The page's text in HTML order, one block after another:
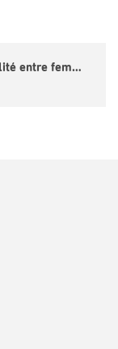
Plan d'action communal pour l'égalité entre femmes et hommes 2015-2018 (FR)